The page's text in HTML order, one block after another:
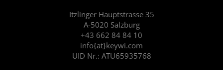
Itzlinger Hauptstrasse 35
A-5020 Salzburg
+43 662 84 84 10
info{at}keywi.com
UID Nr.: ATU65935768
o
k
r
a
m